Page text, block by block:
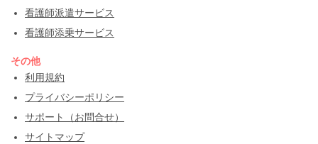
看護師派遣サービス
看護師添乗サービス
その他
利用規約
プライバシーポリシー
サポート（お問合せ）
サイトマップ